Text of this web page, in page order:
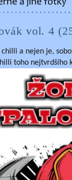
vol. 4
a nejen je,
toho nejtvrdšího